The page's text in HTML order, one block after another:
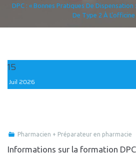
DPC : « Bonnes Pratiques De
De Type 2 À L’officine
15
Juil 2026
Pharmacien + Préparateur en pharmacie
Informations sur la formation